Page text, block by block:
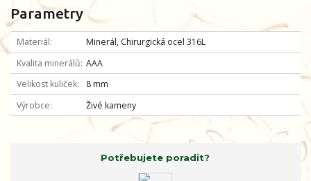
Parametry
Materiál
Minerál, Chirurgická ocel 316L
Kvalita minerálů AAA
Velikost kuliček
8 mm
Výrobce
Živé kameny
Potřebujete poradit?